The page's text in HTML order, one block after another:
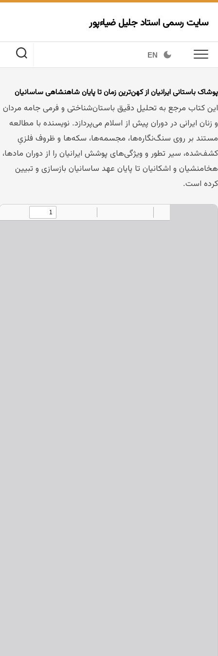
سایت رسمی استاد جلیل ضیاءپور
EN
باستانی ایرانیان از کهن‌ترین زمان تا پایان شاهنشاهی ساسانیان
کتاب مرجع به تحلیل دقیق باستان‌شناختی و فرمی جامه مردان
زنان ایرانی در دوران پیش از اسلام می‌پردازد. نویسنده با مطالعه
بر روی سنگ‌نگاره‌ها، مجسمه‌ها، سکه‌ها و ظروف فلزیِ
سیر تطور و ویژگی‌های پوشش ایرانیان را از دوران مادها،
و اشکانیان تا پایان عهد ساسانیان بازسازی و تبیین
است.